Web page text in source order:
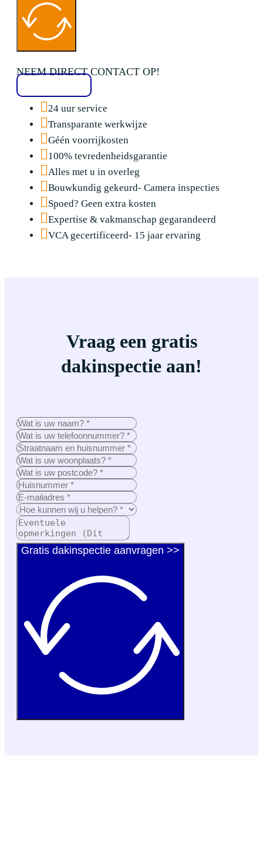
NEEM DIRECT CONTACT OP!
24 uur service
Transparante werkwijze
Géén voorrijkosten
100% tevredenheidsgarantie
Alles met u in overleg
Bouwkundig gekeurd- Camera inspecties
Spoed? Geen extra kosten
Expertise & vakmanschap gegarandeerd
VCA gecertificeerd- 15 jaar ervaring
Vraag een gratis
dakinspectie aan!
Gratis dakinspectie aanvragen >>